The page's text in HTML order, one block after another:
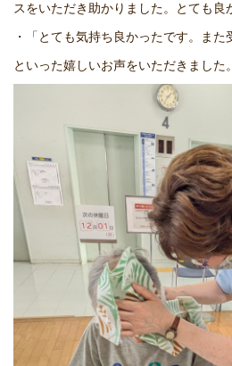
スをいただき助かりました。とても良
・「とても気持ち良かったです。また
といった嬉しいお声をいただきました。